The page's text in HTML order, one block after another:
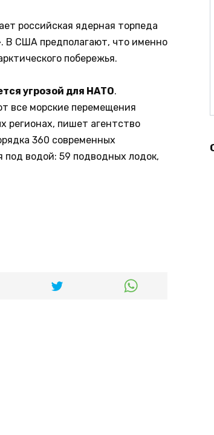
российская ядерная торпеда
В США предполагают, что именно
побережья.
угрозой для НАТО.
все морские перемещения
регионах, пишет агентство
360 современных
водой: 59 подводных лодок,